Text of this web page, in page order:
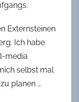
Externsteinen
Ich habe
media
selbst mal
planen …